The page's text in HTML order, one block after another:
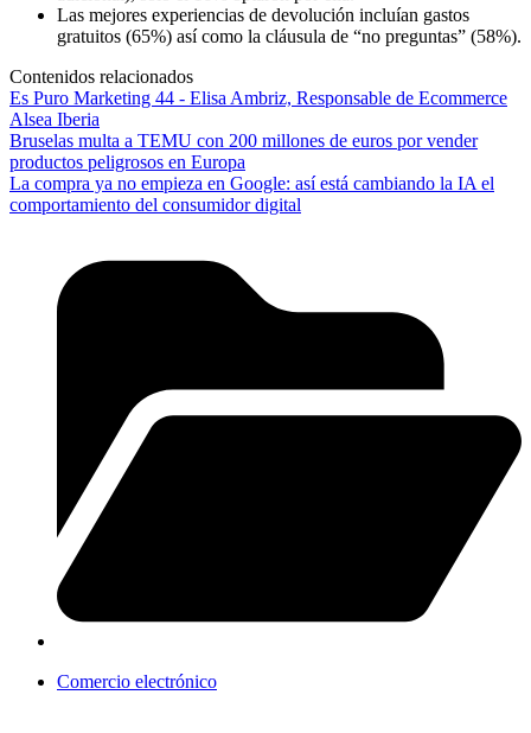
Las mejores experiencias de devolución incluían gastos
gratuitos (65%) así como la cláusula de “no preguntas” (58%).
Contenidos relacionados
Es Puro Marketing 44 - Elisa Ambriz, Responsable de Ecommerce
Alsea Iberia
Bruselas multa a TEMU con 200 millones de euros por vender
productos peligrosos en Europa
La compra ya no empieza en Google: así está cambiando la IA el
comportamiento del consumidor digital
Comercio electrónico